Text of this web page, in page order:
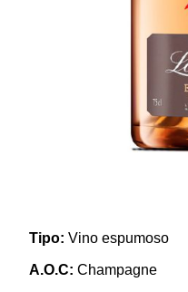
Tipo: Vino espumoso
A.O.C:Champagne